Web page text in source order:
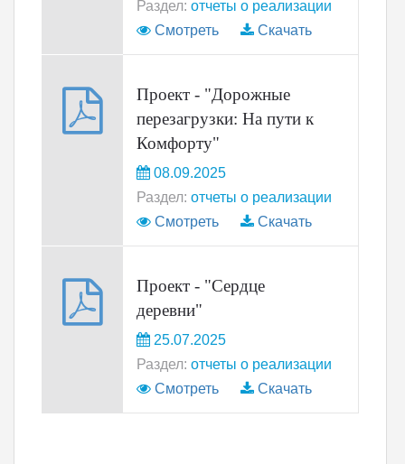
Раздел: отчеты о реализации
Смотреть
Скачать
Проект - "Дорожные
перезагрузки: На пути к
Комфорту"
08.09.2025
Раздел: отчеты о реализации
Смотреть
Скачать
Проект - "Сердце
деревни"
25.07.2025
Раздел: отчеты о реализации
Смотреть
Скачать